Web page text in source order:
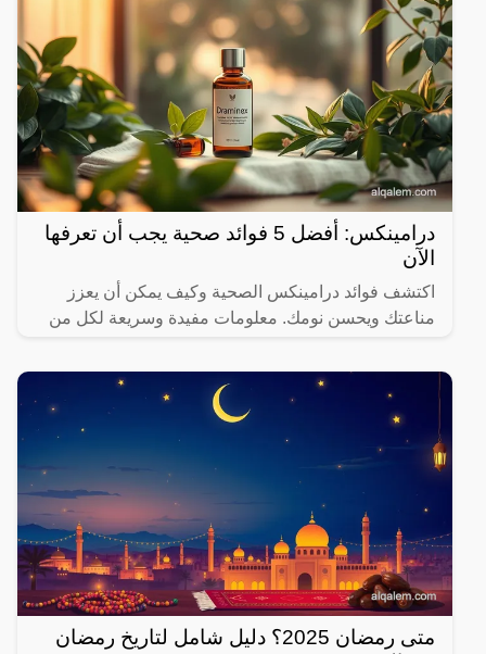
درامينكس: أفضل 5 فوائد صحية يجب أن تعرفها
الآن
اكتشف فوائد درامينكس الصحية وكيف يمكن أن يعزز
مناعتك ويحسن نومك. معلومات مفيدة وسريعة لكل من
متى رمضان 2025؟ دليل شامل لتاريخ رمضان